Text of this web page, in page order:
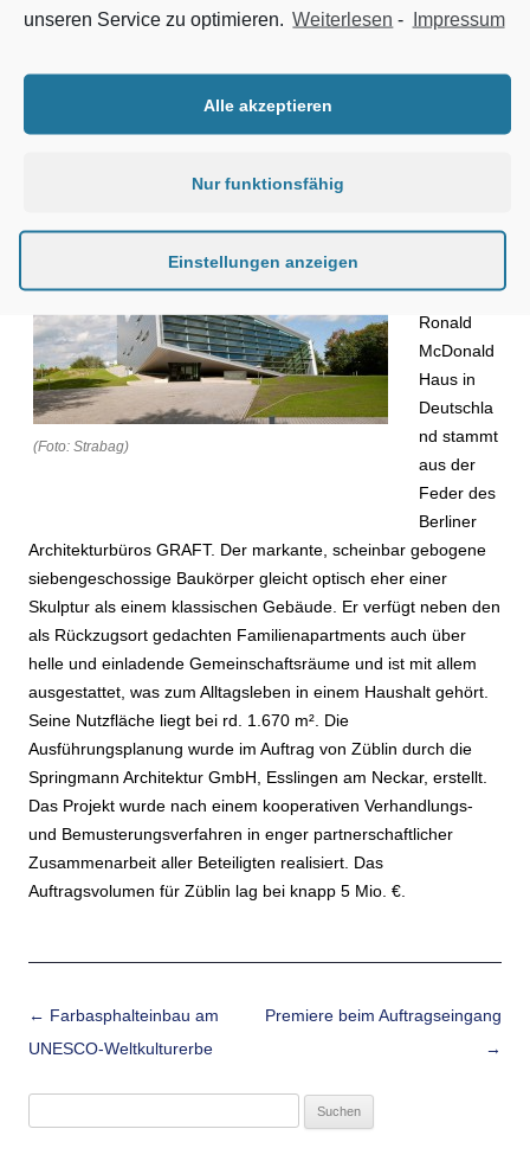
und Sport des Landes NRW), Holger Beeck
(Foto: Strabag)
und
drittgrößte
Ronald
McDonald
Haus in
Deutschla
nd stammt
aus der
Feder des
Berliner
Architekturbüros GRAFT. Der markante, scheinbar gebogene
siebengeschossige Baukörper gleicht optisch eher einer
Skulptur als einem klassischen Gebäude. Er verfügt neben den
als Rückzugsort gedachten Familienapartments auch über
helle und einladende Gemeinschaftsräume und ist mit allem
ausgestattet, was zum Alltagsleben in einem Haushalt gehört.
Seine Nutzfläche liegt bei rd. 1.670 m². Die
Ausführungsplanung wurde im Auftrag von Züblin durch die
Springmann Architektur GmbH, Esslingen am Neckar, erstellt.
Das Projekt wurde nach einem kooperativen Verhandlungs-
und Bemusterungsverfahren in enger partnerschaftlicher
Zusammenarbeit aller Beteiligten realisiert. Das
Auftragsvolumen für Züblin lag bei knapp 5 Mio. €.
Beitrags-Navigation
← Farbasphalteinbau am
UNESCO-Weltkulturerbe
Premiere beim Auftragseingang
→
unseren Service zu optimieren. Weiterlesen - Impressum
Alle akzeptieren
Nur funktionsfähig
Einstellungen anzeigen